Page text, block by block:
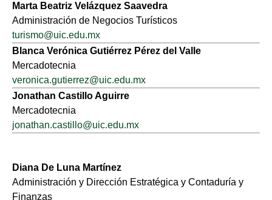
Marta Beatriz Velázquez Saavedra
Administración de Negocios Turísticos
turismo@uic.edu.mx
Blanca Verónica Gutiérrez Pérez del Valle
Mercadotecnia
veronica.gutierrez@uic.edu.mx
Jonathan Castillo Aguirre
Mercadotecnia
jonathan.castillo@uic.edu.mx
Diana De Luna Martínez
Administración y Dirección Estratégica y Contaduría y
Finanzas